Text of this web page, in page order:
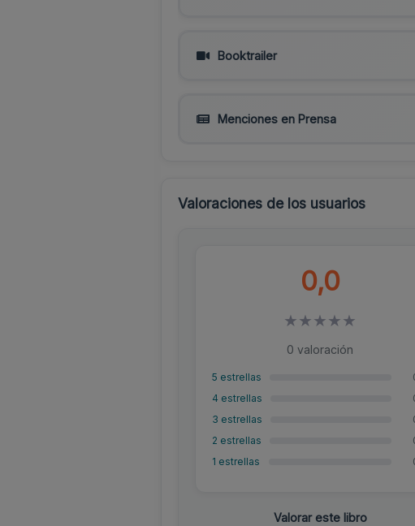
Booktrailer
Menciones en Prensa
Valoraciones de los usuarios
0,0
★★★★★
0 valoración
5 estrellas
4 estrellas
3 estrellas
2 estrellas
1 estrellas
Valorar este libro